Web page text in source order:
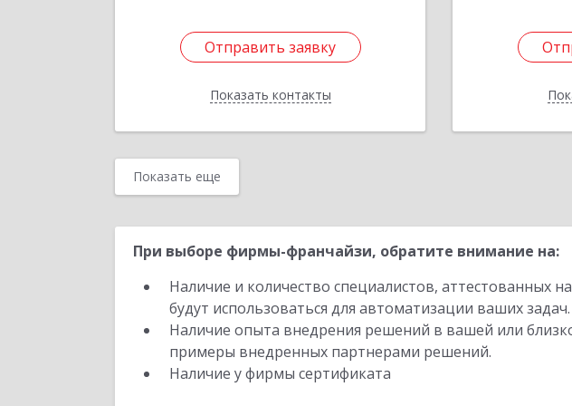
Отправить заявку
Показать контакты
Отправить заявку
Назад
Показать еще
При выборе фирмы-франчайзи, обратите внимание на:
Наличие и количество специалистов, аттестованных
будут использоваться для автоматизации ваших задач.
Наличие опыта внедрения решений в вашей или
примеры внедренных партнерами решений.
Наличие у фирмы сертификата